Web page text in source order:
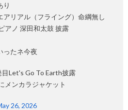
り
アリアル（フライング）命綱無し
アノ 深田和太鼓 披露
ったネ今夜
Let's Go To Earth披露
メンカラジャケット
26, 2026